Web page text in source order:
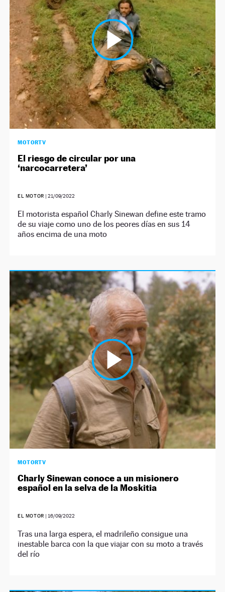
NEWSLETTER
SÍGUENOS
MOTORTV
El riesgo de circular por una
‘narcocarretera’
EL MOTOR | 21/09/2022
El motorista español Charly Sinewan define este tramo
de su viaje como uno de los peores días en sus 14
años encima de una moto
MOTORTV
Charly Sinewan conoce a un misionero
español en la selva de la Moskitia
EL MOTOR | 16/09/2022
Tras una larga espera, el madrileño consigue una
inestable barca con la que viajar con su moto a través
del río